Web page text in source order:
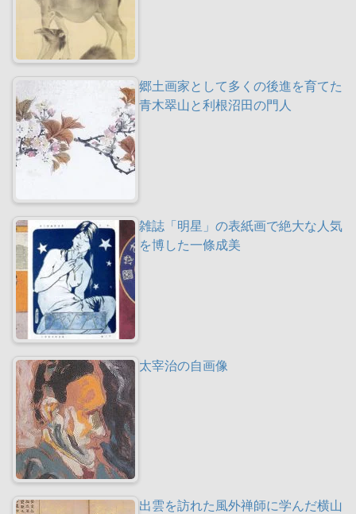
郷土画家として多くの後進を育てた
青木翠山と利根沼田の門人
雑誌「明星」の表紙画で絶大な人気
を博した一條成美
太宰治の自画像
出雲を訪れた風外禅師に学んだ横山